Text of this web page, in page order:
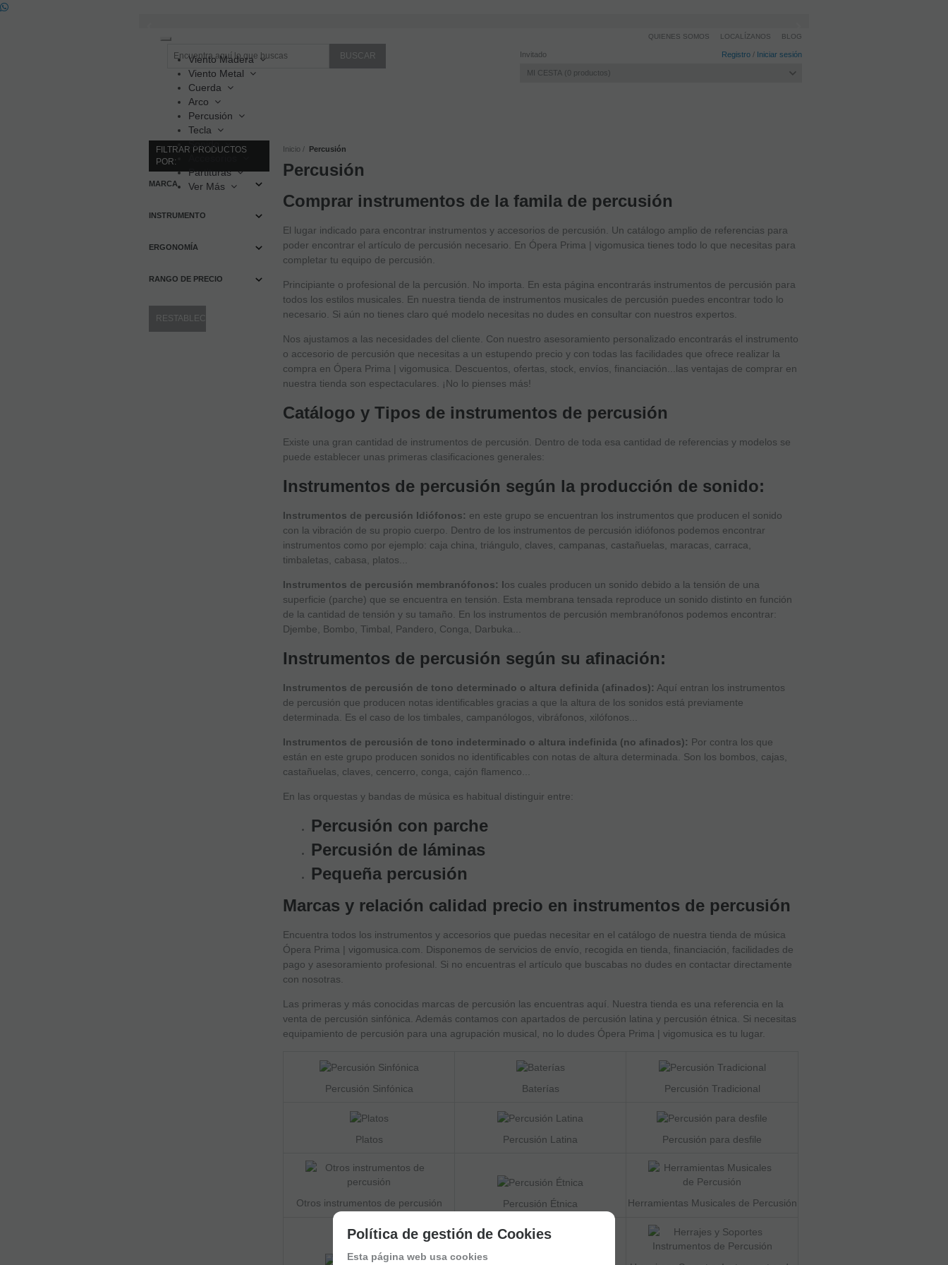
Invitado Registro / Iniciar sesión
MI CESTA 0 productos
QUIENES SOMOS LOCALÍZANOS BLOG
navigation
Viento Madera
Viento Metal
Cuerda
Arco
Percusión
Tecla
Sonido
Partituras
Ver Más
FILTRAR PRODUCTOS
POR:
MARCA
INSTRUMENTO
ERGONOMÍA
RANGO DE PRECIO
Inicio Percusión
Percusión
Comprar instrumentos de la famila de percusión
El lugar indicado para encontrar instrumentos y accesorios de percusión. Un catálogo amplio de referencias para
poder encontrar el artículo de percusión necesario. En Ópera Prima | vigomusica tienes todo lo que necesitas para
completar tu equipo de percusión.
Principiante o profesional de la percusión. No importa. En esta página encontrarás instrumentos de percusión para
todos los estilos musicales. En nuestra tienda de instrumentos musicales de percusión puedes encontrar todo lo
necesario. Si aún no tienes claro qué modelo necesitas no dudes en consultar con nuestros expertos.
Nos ajustamos a las necesidades del cliente. Con nuestro asesoramiento personalizado encontrarás el instrumento
o accesorio de percusión que necesitas a un estupendo precio y con todas las facilidades que ofrece realizar la
compra en Ópera Prima | vigomusica. Descuentos, ofertas, stock, envíos, financiación...las ventajas de comprar en
nuestra tienda son espectaculares. ¡No lo pienses más!
Catálogo y Tipos de instrumentos de percusión
Existe una gran cantidad de instrumentos de percusión. Dentro de toda esa cantidad de referencias y modelos se
puede establecer unas primeras clasificaciones generales:
Instrumentos de percusión según la producción de sonido:
Instrumentos de percusión Idiófonos: en este grupo se encuentran los instrumentos que producen el sonido
con la vibración de su propio cuerpo. Dentro de los instrumentos de percusión idiófonos podemos encontrar
instrumentos como por ejemplo: caja china, triángulo, claves, campanas, castañuelas, maracas, carraca,
timbaletas, cabasa, platos...
Instrumentos de percusión membranófonos: los cuales producen un sonido debido a la tensión de una
superficie (parche) que se encuentra en tensión. Esta membrana tensada reproduce un sonido distinto en función
de la cantidad de tensión y su tamaño. En los instrumentos de percusión membranófonos podemos encontrar:
Djembe, Bombo, Timbal, Pandero, Conga, Darbuka...
Instrumentos de percusión según su afinación:
Instrumentos de percusión de tono determinado o altura definida (afinados): Aquí entran los instrumentos
de percusión que producen notas identificables gracias a que la altura de los sonidos está previamente
determinada. Es el caso de los timbales, campanólogos, vibráfonos, xilófonos...
Instrumentos de percusión de tono indeterminado o altura indefinida (no afinados): Por contra los que
están en este grupo producen sonidos no identificables con notas de altura determinada. Son los bombos, cajas,
castañuelas, claves, cencerro, conga, cajón flamenco...
En las orquestas y bandas de música es habitual distinguir entre:
Percusión con parche
Percusión de láminas
Pequeña percusión
Marcas y relación calidad precio en instrumentos de percusión
Encuentra todos los instrumentos y accesorios que puedas necesitar en el catálogo de nuestra tienda de música
Ópera Prima | vigomusica.com. Disponemos de servicios de envío, recogida en tienda, financiación, facilidades de
pago y asesoramiento profesional. Si no encuentras el artículo que buscabas no dudes en contactar directamente
con nosotras.
Las primeras y más conocidas marcas de percusión las encuentras aquí. Nuestra tienda es una referencia en la
venta de percusión sinfónica. Además contamos con apartados de percusión latina y percusión étnica. Si necesitas
equipamiento de percusión para una agrupación musical, no lo dudes Ópera Prima | vigomusica es tu lugar.
Percusión Sinfónica Baterías Percusión Tradicional
Platos Percusión Latina Percusión para desfile
Otros instrumentos de percusión Percusión Étnica Herramientas Musicales de Percusión
Política de gestión de Cookies
Esta página web usa cookies